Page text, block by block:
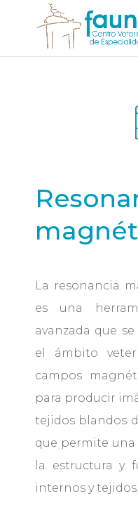
La resonancia
es una
avanzada que
el ámbito
campos
para producir
tejidos blandos
que permite una
la estructura y
internos y tejidos.